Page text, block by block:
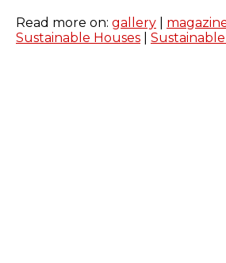
Read more on: gallery
Sustainable Houses